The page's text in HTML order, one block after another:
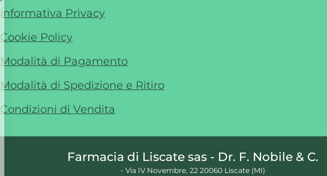
Informativa Privacy
Cookie Policy
Modalità di Pagamento
Modalità di Spedizione e Ritiro
Condizioni di Vendita
Farmacia di Liscate sas - Dr. F. Nobile & C.
- Via IV Novembre, 22 20060 Liscate (MI)